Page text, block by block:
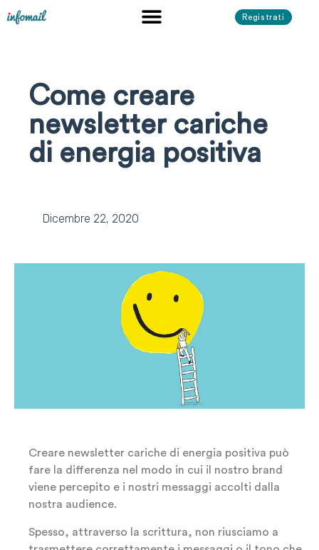
Registrati
Come creare
newsletter cariche
di energia positiva
Dicembre 22, 2020
Creare newsletter cariche di energia positiva può
fare la differenza nel modo in cui il nostro brand
viene percepito e i nostri messaggi accolti dalla
nostra audience.
Spesso, attraverso la scrittura, non riusciamo a